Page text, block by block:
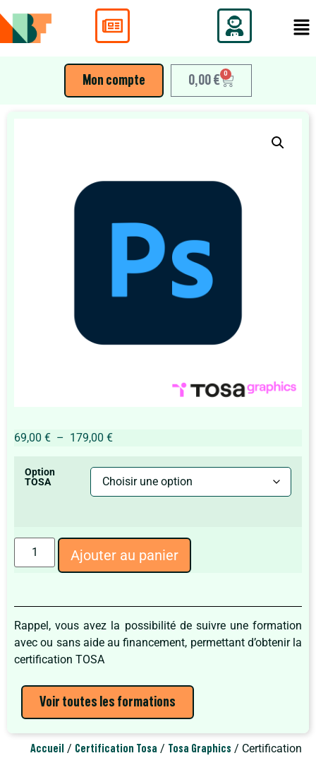
Mon compte 0,00 € 0
69,00 € – 179,00 €
Option
TOSA
Ajouter au panier
Rappel, vous avez la possibilité de suivre une formation
avec ou sans aide au financement, permettant d’obtenir la
certification TOSA
Voir toutes les formations
Accueil / Certification Tosa / Tosa Graphics / Certification